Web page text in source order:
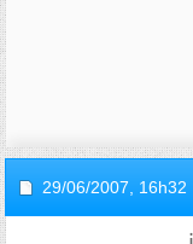
29/06/2007, 16h32